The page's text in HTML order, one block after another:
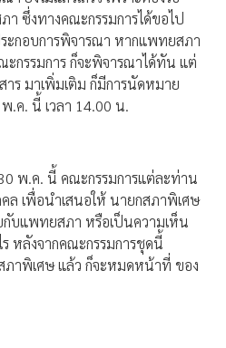
า ซึ่งทางคณะกรรมการได้ขอไป
ะกอบการพิจารณา หากแพทยสภา
กรรมการ ก็จะพิจารณาได้ทัน แต่
าร มาเพิ่มเติม ก็มีการนัดหมาย
.ค. นี้ เวลา 14.00 น.
พ.ค. นี้ คณะกรรมการแต่ละท่าน
ล เพื่อนำเสนอให้ นายกสภาพิเศษ
กับแพทยสภา หรือเป็นความเห็น
หลังจากคณะกรรมการชุดนี้
ภาพิเศษ แล้ว ก็จะหมดหน้าที่ ของ